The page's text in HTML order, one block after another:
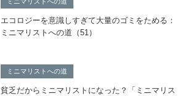
エコロジーを意識しすぎて大量のゴミをためる：
ミニマリストへの道（51）
ミニマリストへの道
貧乏だからミニマリストになった？「ミニマリス